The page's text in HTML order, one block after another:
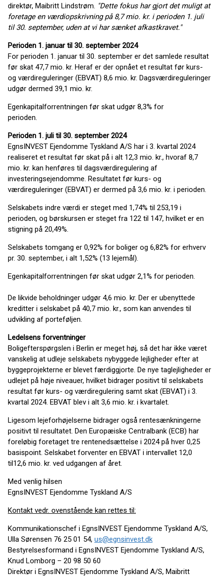
direktør, Maibritt Lindstrøm. "Dette fokus har gjort det muligt at
foretage en værdiopskrivning på 8,7 mio. kr. i perioden 1. juli
til 30. september, uden at vi har sænket afkastkravet."
Perioden 1. januar til 30. september 2024
For perioden 1. januar til 30. september er det samlede resultat
før skat 47,7 mio. kr. Heraf er der opnået et resultat før kurs-
og værdireguleringer (EBVAT) 8,6 mio. kr. Dagsværdireguleringer
udgør dermed 39,1 mio. kr.
Egenkapitalforrentningen før skat udgør 8,3% for
perioden.
Perioden 1. juli til 30. september 2024
EgnsINVEST Ejendomme Tyskland A/S har i 3. kvartal 2024
realiseret et resultat før skat på i alt 12,3 mio. kr., hvoraf 8,7
mio. kr. kan henføres til dagsværdiregulering af
investeringsejendomme. Resultatet før kurs- og
værdireguleringer (EBVAT) er dermed på 3,6 mio. kr. i perioden.
Selskabets indre værdi er steget med 1,74% til 253,19 i
perioden, og børskursen er steget fra 122 til 147, hvilket er en
stigning på 20,49%.
Selskabets tomgang er 0,92% for boliger og 6,82% for erhverv
pr. 30. september, i alt 1,52% (13 lejemål).
Egenkapitalforrentningen før skat udgør 2,1% for perioden.
De likvide beholdninger udgør 4,6 mio. kr. Der er ubenyttede
kreditter i selskabet på 40,7 mio. kr., som kan anvendes til
udvikling af porteføljen.
Ledelsens forventninger
Boligefterspørgslen i Berlin er meget høj, så det har ikke været
vanskelig at udleje selskabets nybyggede lejligheder efter at
byggeprojekterne er blevet færdiggjorte. De nye taglejligheder er
udlejet på høje niveauer, hvilket bidrager positivt til selskabets
resultat før kurs- og værdiregulering samt skat (EBVAT) i 3.
kvartal 2024. EBVAT blev i alt 3,6 mio. kr. i kvartalet.
Ligesom lejeforhøjelserne bidrager også rentesænkningerne
positivt til resultatet. Den Europæiske Centralbank (ECB) har
foreløbig foretaget tre rentenedsættelse i 2024 på hver 0,25
basispoint. Selskabet forventer en EBVAT i intervallet 12,0
til12,6 mio. kr. ved udgangen af året.
Med venlig hilsen
EgnsINVEST Ejendomme Tyskland A/S
Kontakt vedr. ovenstående kan rettes til:
Kommunikationschef i EgnsINVEST Ejendomme Tyskland A/S,
Ulla Sørensen 76 25 01 54, us@egnsinvest.dk
Bestyrelsesformand i EgnsINVEST Ejendomme Tyskland A/S,
Knud Lomborg – 20 98 50 60
Direktør i EgnsINVEST Ejendomme Tyskland A/S, Maibritt